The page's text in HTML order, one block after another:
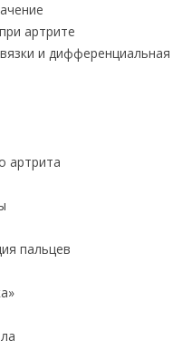
артрите
и дифференциальная
артрита
пальцев